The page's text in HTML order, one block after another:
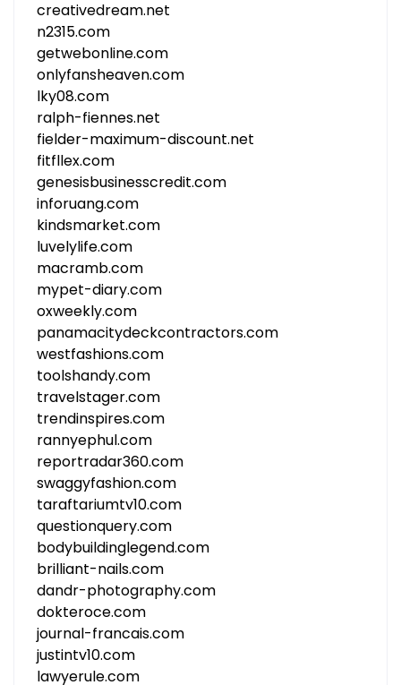
creativedream.net
n2315.com
getwebonline.com
onlyfansheaven.com
lky08.com
ralph-fiennes.net
fielder-maximum-discount.net
fitfllex.com
genesisbusinesscredit.com
inforuang.com
kindsmarket.com
luvelylife.com
macramb.com
mypet-diary.com
oxweekly.com
panamacitydeckcontractors.com
westfashions.com
toolshandy.com
travelstager.com
trendinspires.com
rannyephul.com
reportradar360.com
swaggyfashion.com
taraftariumtv10.com
questionquery.com
bodybuildinglegend.com
brilliant-nails.com
dandr-photography.com
dokteroce.com
journal-francais.com
justintv10.com
lawyerule.com